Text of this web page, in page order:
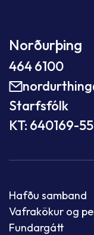
Norðurþing
464 6100
Starfsfólk
KT: 640169-
Hafðu samband
Vafrakökur og
Fundargátt